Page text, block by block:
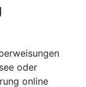
oder
online